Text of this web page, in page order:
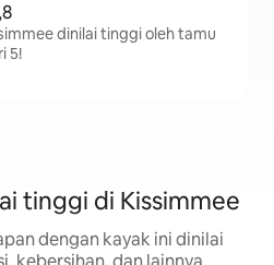
dinilai tinggi oleh tamu
5!
tinggi di Kissimmee
dengan kayak ini dinilai